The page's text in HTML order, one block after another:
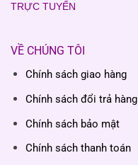
TRỰC TUYẾN
VỀ CHÚNG TÔI
Chính sách giao hàng
Chính sách đổi trả hàng
Chính sách bảo mật
Chính sách thanh toán